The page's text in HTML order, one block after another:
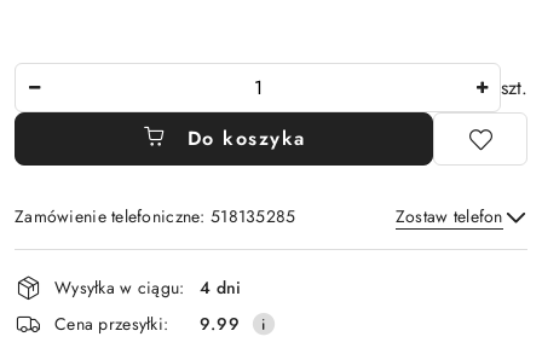
szt.
Do koszyka
Zamówienie telefoniczne: 518135285 Zostaw telefon
Wyślij
Dostępność
i
dostawa
Wysyłka w ciągu:
4 dni
Cena przesyłki:
9.99